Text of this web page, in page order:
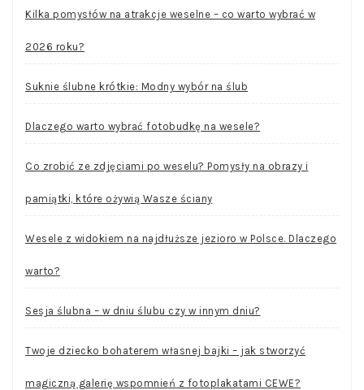
Kilka pomysłów na atrakcje weselne – co warto wybrać w
2026 roku?
Suknie ślubne krótkie: Modny wybór na ślub
Dlaczego warto wybrać fotobudkę na wesele?
Co zrobić ze zdjęciami po weselu? Pomysły na obrazy i
pamiątki, które ożywią Wasze ściany
Wesele z widokiem na najdłuższe jezioro w Polsce. Dlaczego
warto?
Sesja ślubna – w dniu ślubu czy w innym dniu?
Twoje dziecko bohaterem własnej bajki – jak stworzyć
magiczną galerię wspomnień z fotoplakatami CEWE?